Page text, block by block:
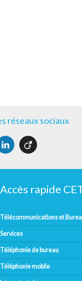
réseaux sociaux
LinkedIn
Accès rapide
Télécommunications et
Services
Téléphonie de bureau
Téléphonie mobile